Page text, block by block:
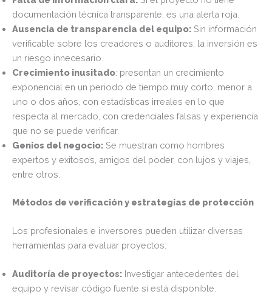
documentación técnica transparente, es una alerta roja.
Ausencia de transparencia del equipo: Sin información
verificable sobre los creadores o auditores, la inversión es
un riesgo innecesario.
Crecimiento inusitado: presentan un crecimiento
exponencial en un periodo de tiempo muy corto, menor a
uno o dos años, con estadísticas irreales en lo que
respecta al mercado, con credenciales falsas y experiencia
que no se puede verificar.
Genios del negocio: Se muestran como hombres
expertos y exitosos, amigos del poder, con lujos y viajes,
entre otros.
Métodos de verificación y estrategias de protección
Los profesionales e inversores pueden utilizar diversas
herramientas para evaluar proyectos:
Auditoría de proyectos: Investigar antecedentes del
equipo y revisar código fuente si está disponible.